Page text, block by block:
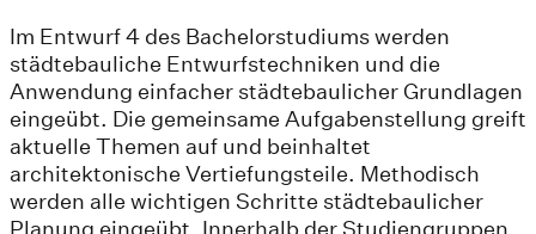
Im Entwurf 4 des Bachelorstudiums werden
städtebauliche Entwurfstechniken und die
Anwendung einfacher städtebaulicher Grundlagen
eingeübt. Die gemeinsame Aufgabenstellung greift
aktuelle Themen auf und beinhaltet
architektonische Vertiefungsteile. Methodisch
werden alle wichtigen Schritte städtebaulicher
Planung eingeübt. Innerhalb der Studiengruppen